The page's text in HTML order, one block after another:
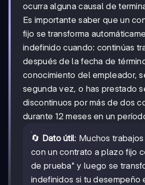
ocurra alguna causal de
Es importante saber que un
fijo se transforma
indefinido cuando: continúas
después de la fecha de
conocimiento del empleador,
segunda vez, o has prestado
discontinuos por más de dos
durante 12 meses en un
🔄 Dato útil: Muchos
con un contrato a plazo fijo
de prueba" y luego se
indefinidos si tu desempeño